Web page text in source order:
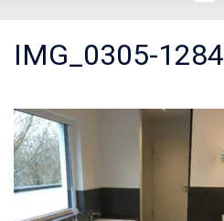
IMG_0305-1284